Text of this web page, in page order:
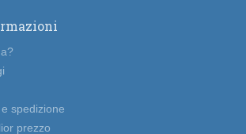
spedizione
prezzo